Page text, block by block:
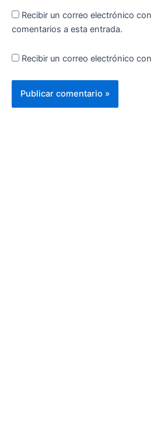
Recibir un correo electrónico
comentarios a esta entrada.
Recibir un correo electrónico